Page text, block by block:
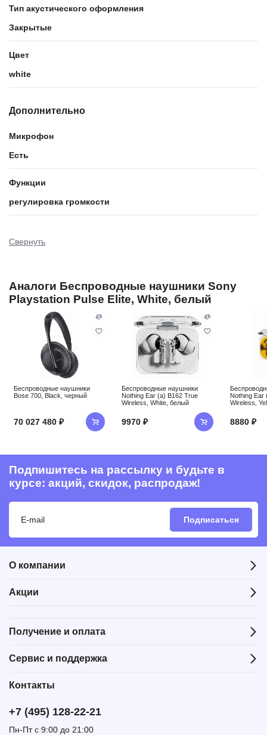
Тип акустического оформления
Закрытые
Цвет
white
Дополнительно
Микрофон
Есть
Функции
регулировка громкости
Свернуть
Аналоги Беспроводные наушники Sony
Playstation Pulse Elite, White, белый
Беспроводные наушники
Bose 700, Black, черный
70 027 480 ₽
Беспроводные наушники
Nothing Ear (a) B162 True
Wireless, White, белый
9970 ₽
Nothing Ear
Wireless,
8880 ₽
Подпишитесь на рассылку и будьте в
курсе: акций, скидок, распродаж!
Подписаться
О компании
Акции
Получение и оплата
Сервис и поддержка
Контакты
+7 (495) 128-22-21
Пн-Пт с 9:00 до 21:00